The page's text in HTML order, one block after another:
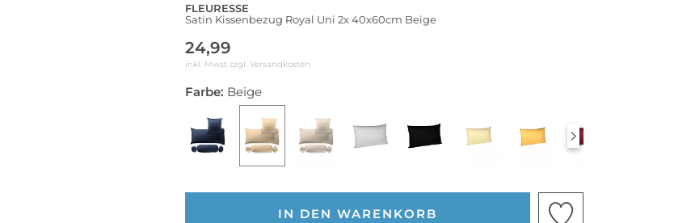
FLEURESSE
Satin Kissenbezug Royal Uni 2x 40x60cm Beige
24,99
inkl. Mwst zzgl. Versandkosten
Farbe: Beige
IN DEN WARENKORB